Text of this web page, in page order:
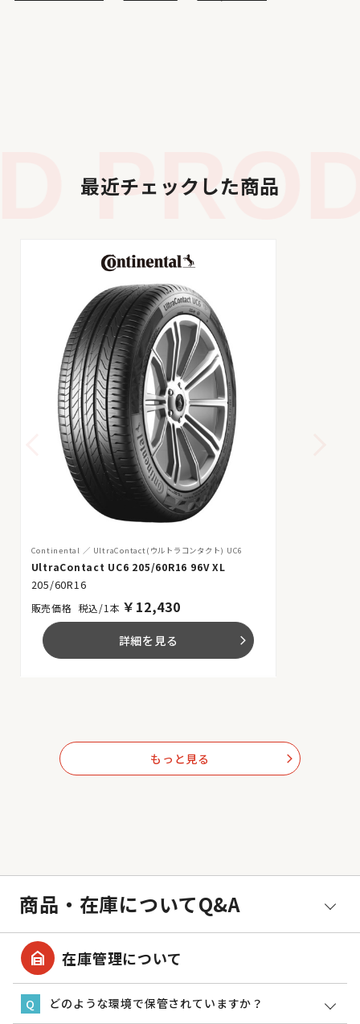
最近チェックした商品
Continental UltraContact(ウルトラコンタクト) UC6
UltraContact UC6 205/60R16 96V XL
205/60R16
税込/1本 ￥ 12,430
詳細を見る arrow_forward_ios
もっと見る arrow_forward_ios
商品・在庫についてQ&A
garage_home 在庫管理について
Q どのような環境で保管されていますか？